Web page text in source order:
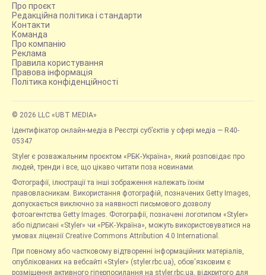
Про проєкт
Редакційна політика і стандарти
Контакти
Команда
Про компанію
Реклама
Правила користування
Правова інформація
Політика конфіденційності
© 2026 LLC «UBT MEDIA»
Ідентифікатор онлайн-медіа в Реєстрі суб’єктів у сфері медіа — R40-
05347
Styler є розважальним проєктом «РБК-Україна», який розповідає про
людей, тренди і все, що цікаво читати поза новинами.
Фотографії, ілюстрації та інші зображення належать їхнім
правовласникам. Використання фотографій, позначених Getty Images,
допускається виключно за наявності письмового дозволу
фотоагентства Getty Images. Фотографії, позначені логотипом «Styler»
або підписані «Styler» чи «РБК-Україна», можуть використовуватися на
умовах ліцензії Creative Commons Attribution 4.0 International.
При повному або частковому відтворенні інформаційних матеріалів,
опублікованих на вебсайті «Styler» (styler.rbc.ua), обов'язковим є
розміщення активного гіперпосилання на styler.rbc.ua, відкритого для